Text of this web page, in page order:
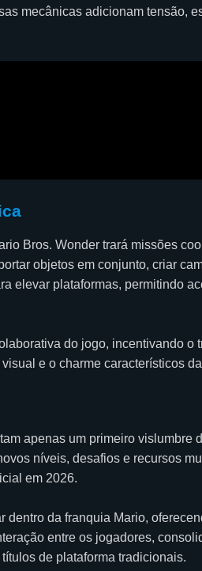
mecânicas adicionam tensão,
Bros. Wonder trará missões
objetos em conjunto, criar
elevar plataformas, permitindo
do jogo, incentivando o
e o charme característicos
apenas um primeiro vislumbre
níveis, desafios e recursos
em 2026.
dentro da franquia Mario,
entre os jogadores,
de plataforma tradicionais.